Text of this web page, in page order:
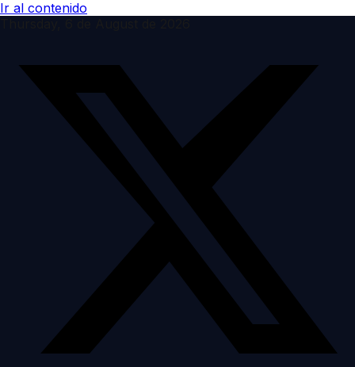
Ir al contenido